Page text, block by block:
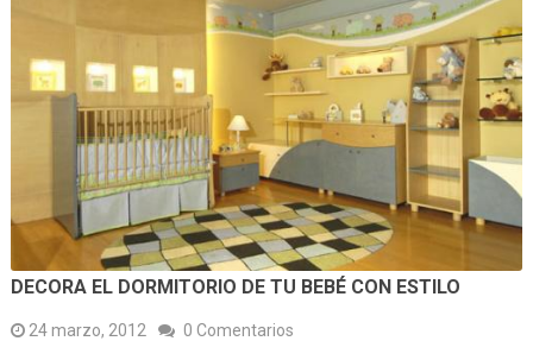
DECORA EL DORMITORIO DE TU BEBÉ CON ESTILO
24 marzo, 2012 0 Comentarios